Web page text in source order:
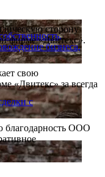
бизнеса,
с
сторону
фирме «Двитекс».
свою
«Двитекс» за всегда
ООО